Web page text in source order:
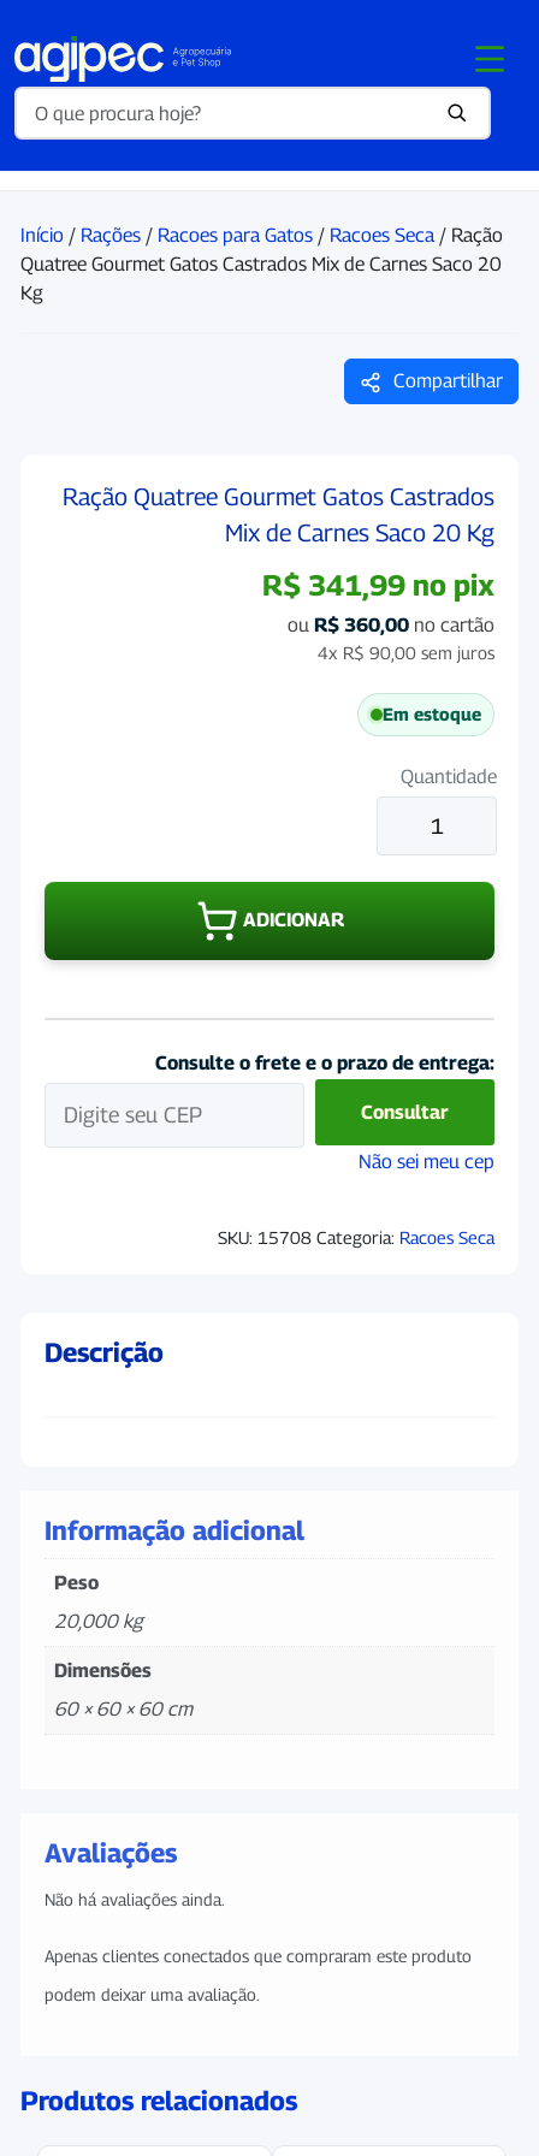
Início / Rações / Racoes para Gatos / Racoes Seca / Ração
Quatree Gourmet Gatos Castrados Mix de Carnes Saco 20
Kg
Compartilhar
Ração Quatree Gourmet Gatos Castrados
Mix de Carnes Saco 20 Kg
R$ 341,99 no pix
ou R$ 360,00 no cartão
4x R$ 90,00 sem juros
Em estoque
Quantidade
Ração
Quatree
Gourmet
20
quantidade
ADICIONAR
Consulte o frete e o prazo de entrega:
Consultar
Não sei meu cep
SKU: 15708 Categoria: Racoes Seca
Descrição
Informação adicional
Peso
20,000 kg
Dimensões
60 × 60 × 60 cm
Avaliações
Não há avaliações ainda.
Apenas clientes conectados que compraram este produto
podem deixar uma avaliação.
Produtos relacionados